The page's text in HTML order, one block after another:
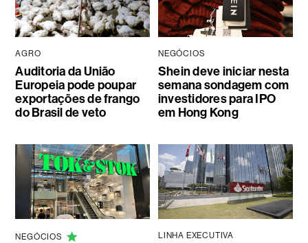
AGRO
Auditoria da União
Europeia pode poupar
exportações de frango
do Brasil de veto
NEGÓCIOS
Shein deve iniciar nesta
semana sondagem com
investidores para IPO
em Hong Kong
NEGÓCIOS LINHA EXECUTIVA